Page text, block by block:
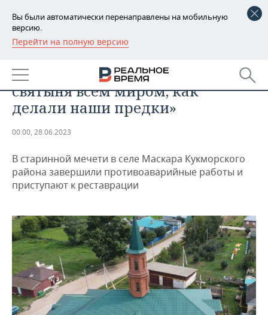
Вы были автоматически перенаправлены на мобильную
версию.
Перейти на полную версию
РЕГИОНЫ
БАШКОРТОСТАН
ТАТАРСТАН
НОВОСТИ
АНАЛИТИКА
ДЕКЛАРАЦИИ О ДОХОДАХ
КОРОЛИ ГОСЗАКАЗА ПФО
КОМУ ПРИНАДЛЕЖАТ
ТОРГОВЫЕ ЦЕНТРЫ
ТАТАРСТАНА
НОВОСТИ ЭКОНОМИКИ
ФИНАНСЫ
БЮДЖЕТ
ИНВЕСТИЦИИ
ПРОМЫШЛЕННОСТЬ
НОВОСТИ
ПРОМЫШЛЕННОСТИ
АГРОПРОМ
МАШИНОСТРОЕНИЕ
НЕФТЕХИМИЯ
НЕФТЬ
НЕДВИЖИМОСТЬ
НОВОСТИ АВТО
БИЗНЕС
НОВОСТИ БИЗНЕСА
РОЗНИЧНАЯ ТОРГОВЛЯ
ТЕХНОЛОГИИ
НОВОСТИ ТЕХНОЛОГИЙ
МЕРОПРИЯТИЯ
«Возрождается религиозная
святыня всем миром, как
делали наши предки»
00:00, 28.06.2023
В старинной мечети в селе Маскара Кукморского
района завершили противоаварийные работы и
приступают к реставрации